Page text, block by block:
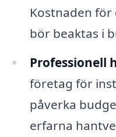
Kostnaden
bör beaktas i
Professionell
företag för
påverka
erfarna